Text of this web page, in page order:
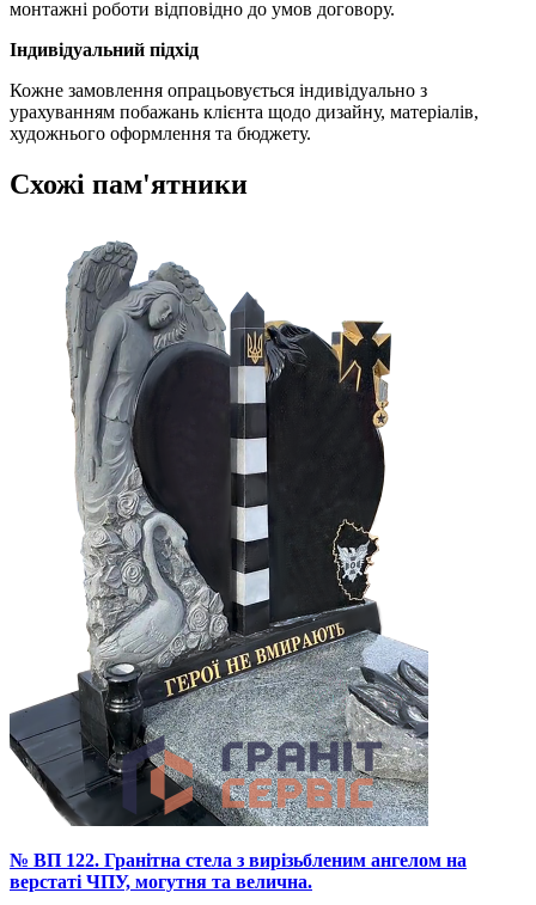
монтажні роботи відповідно до умов договору.
Індивідуальний підхід
Кожне замовлення опрацьовується індивідуально з
урахуванням побажань клієнта щодо дизайну, матеріалів,
художнього оформлення та бюджету.
Схожі пам'ятники
№ ВП 122. Гранітна стела з вирізьбленим ангелом на
верстаті ЧПУ, могутня та велична.